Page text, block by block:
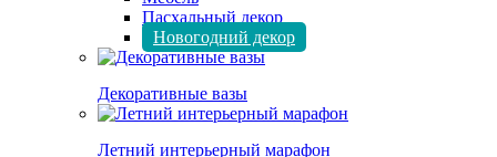
Пасхальный декор
Новогодний декор
Декоративные вазы
Летний интерьерный марафон